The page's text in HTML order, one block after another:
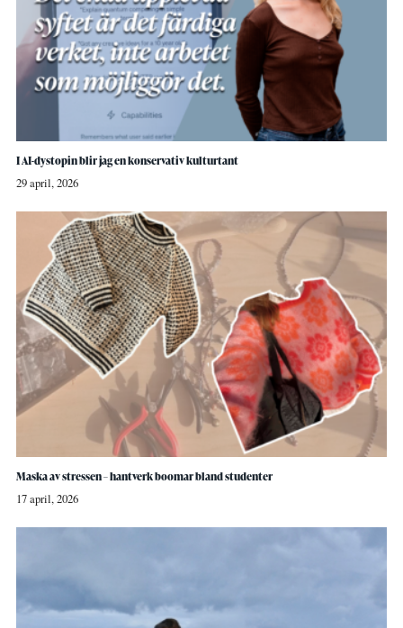
I AI-dystopin blir jag en konservativ kulturtant
29 april, 2026
Maska av stressen – hantverk boomar bland studenter
17 april, 2026